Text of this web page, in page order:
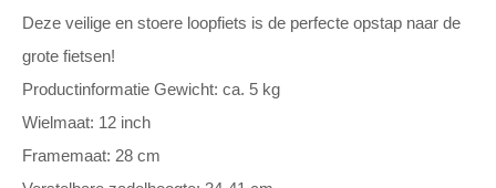
Deze veilige en stoere loopfiets is de perfecte opstap naar de
grote fietsen!
Productinformatie Gewicht: ca. 5 kg
Wielmaat: 12 inch
Framemaat: 28 cm